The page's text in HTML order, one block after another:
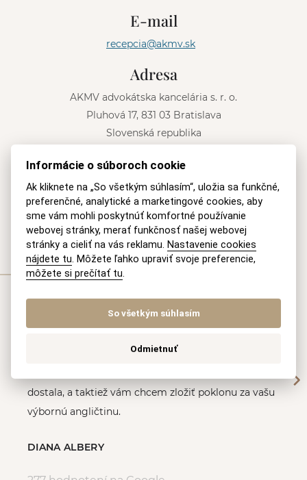
E-mail
recepcia@akmv.sk
Adresa
AKMV advokátska kancelária s. r. o.
Pluhová 17, 831 03 Bratislava
Slovenská republika
IČO: 47 095 652
IČ DPH:
SK 2023819710
Referencie od klientov
Ďakujem za vašu pomoc s problémami týkajúcimi
dostala, a taktiež vám chcem zložiť poklonu za vašu
výbornú angličtinu.
DIANA ALBERY
Informácie o súboroch cookie
Ak kliknete na „So všetkým súhlasím“, uložia sa funkčné,
preferenčné, analytické a marketingové cookies, aby
sme vám mohli poskytnúť komfortné používanie
webovej stránky, merať funkčnosť našej webovej
stránky a cieliť na vás reklamu. Nastavenie cookies
nájdete tu. Môžete ľahko upraviť svoje preferencie,
môžete si prečítať tu.
So všetkým súhlasím
Odmietnuť